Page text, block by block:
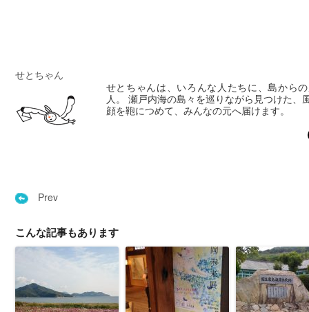
せとちゃん
せとちゃんは、いろんな人たちに、島から
人。 瀬戸内海の島々を巡りながら見つけた、
顔を鞄につめて、みんなの元へ届けます。
Prev
こんな記事もあります